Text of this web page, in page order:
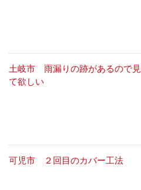
土岐市 雨漏りの跡があるので見
て欲しい
可児市 ２回目のカバー工法